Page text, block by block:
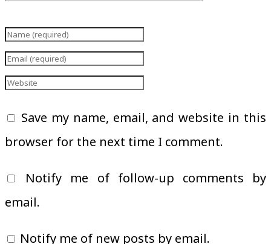
Save my name, email, and website in this
browser for the next time I comment.
Notify me of follow-up comments by
email.
Notify me of new posts by email.